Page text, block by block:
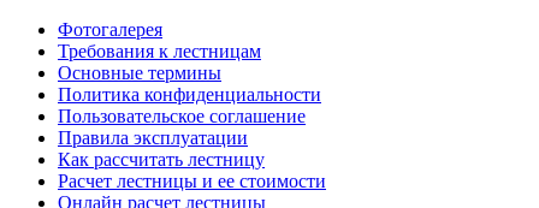
Фотогалерея
Требования к лестницам
Основные термины
Политика конфиденциальности
Пользовательское соглашение
Правила эксплуатации
Как рассчитать лестницу
Расчет лестницы и ее стоимости
Онлайн расчет лестницы